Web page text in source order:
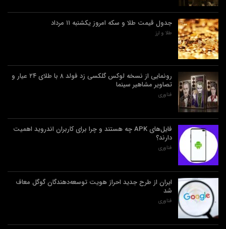
جدول قیمت طلا و سکه امروز یکشنبه ۱۱ مرداد
طلا و ارز
رونمایی از نسخه لوکس گلکسی زد فولد ۸ با طلای ۲۴ عیار و
تصاویر مشاهیر سینما
فناوری
فایل‌های APK چه هستند و چرا برای کاربران اندروید اهمیت
دارند؟
فناوری
ایران از طرح جدید احراز هویت توسعه‌دهندگان گوگل معاف
شد
فناوری